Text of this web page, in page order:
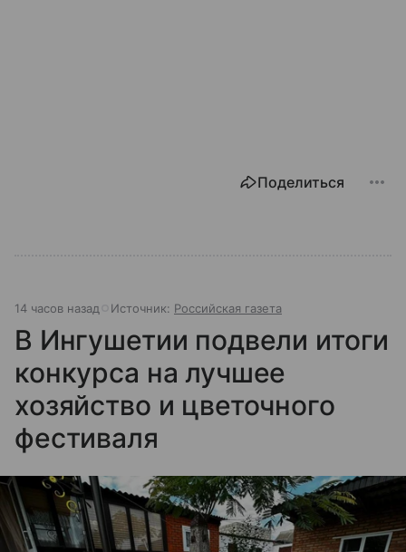
Поделиться
14 часов назад Источник: Российская газета
В Ингушетии подвели итоги
конкурса на лучшее
хозяйство и цветочного
фестиваля